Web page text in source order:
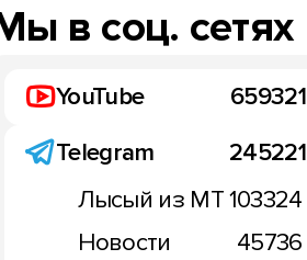
в соц. сетях
YouTube
659321
Telegram
245221
Лысый из МТ103324
Новости
45736